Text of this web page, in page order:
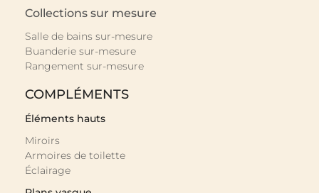
Collections sur mesure
Salle de bains sur-mesure
Buanderie sur-mesure
Rangement sur-mesure
COMPLÉMENTS
Éléments hauts
Miroirs
Armoires de toilette
Éclairage